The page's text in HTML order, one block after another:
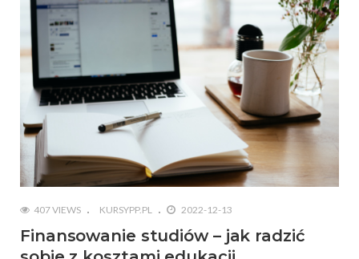
407 VIEWS KURSYPP.PL 2022-12-13
Finansowanie studiów – jak radzić